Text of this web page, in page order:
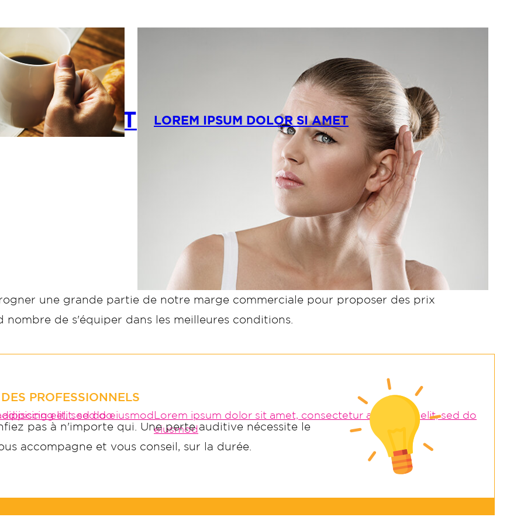
SI AMET
elit, sed do eiusmod
elit, sed do
LOREM IPSUM DOLOR SI AMET
Lorem ipsum dolor sit amet, consectetur adipiscing elit, sed do
eiusmod
une grande partie de notre marge commerciale pour proposer des prix
de s'équiper dans les meilleures conditions.
PROFESSIONNELS
pas à n'importe qui. Une perte auditive nécessite le
accompagne et vous conseil, sur la durée.